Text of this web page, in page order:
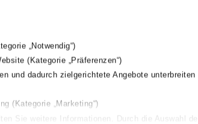
„Notwendig“)
(Kategorie „Präferenzen“)
und dadurch zielgerichtete Angebote
(Kategorie „Marketing“)
Sie weitere Informationen. Durch die Auswahl